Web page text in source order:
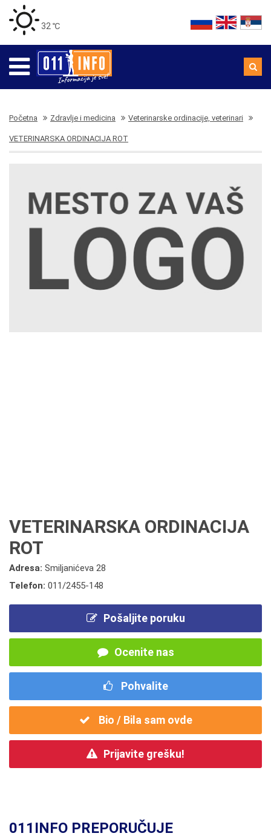
32 ℃
Početna Zdravlje i medicina Veterinarske ordinacije, veterinari
VETERINARSKA ORDINACIJA ROT
VETERINARSKA ORDINACIJA
ROT
Adresa: Smiljanićeva 28
Telefon: 011/2455-148
Pošaljite poruku
Ocenite nas
Pohvalite
Bio / Bila sam ovde
Prijavite grešku!
011INFO PREPORUČUJE